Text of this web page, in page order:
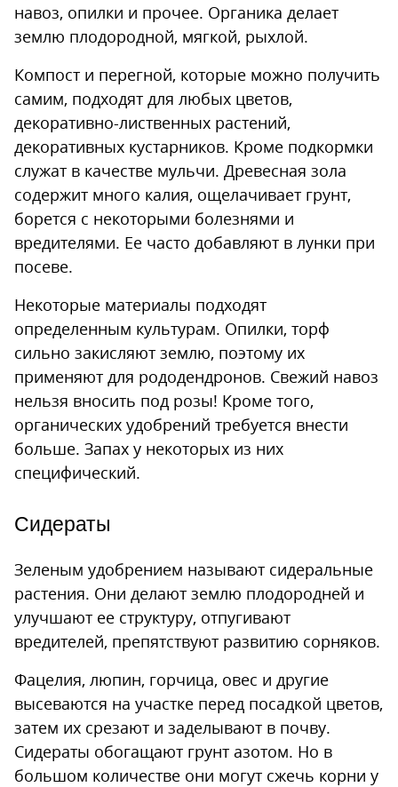
навоз, опилки и прочее. Органика делает
землю плодородной, мягкой, рыхлой.
Компост и перегной, которые можно получить
самим, подходят для любых цветов,
декоративно-лиственных растений,
декоративных кустарников. Кроме подкормки
служат в качестве мульчи. Древесная зола
содержит много калия, ощелачивает грунт,
борется с некоторыми болезнями и
вредителями. Ее часто добавляют в лунки при
посеве.
Некоторые материалы подходят
определенным культурам. Опилки, торф
сильно закисляют землю, поэтому их
применяют для рододендронов. Свежий навоз
нельзя вносить под розы! Кроме того,
органических удобрений требуется внести
больше. Запах у некоторых из них
специфический.
Сидераты
Зеленым удобрением называют сидеральные
растения. Они делают землю плодородней и
улучшают ее структуру, отпугивают
вредителей, препятствуют развитию сорняков.
Фацелия, люпин, горчица, овес и другие
высеваются на участке перед посадкой цветов,
затем их срезают и заделывают в почву.
Сидераты обогащают грунт азотом. Но в
большом количестве они могут сжечь корни у